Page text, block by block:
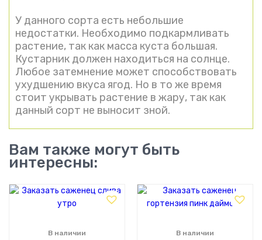
У данного сорта есть небольшие
недостатки. Необходимо подкармливать
растение, так как масса куста большая.
Кустарник должен находиться на солнце.
Любое затемнение может способствовать
ухудшению вкуса ягод. Но в то же время
стоит укрывать растение в жару, так как
данный сорт не выносит зной.
Вам также могут быть
интересны:
В наличии В наличии